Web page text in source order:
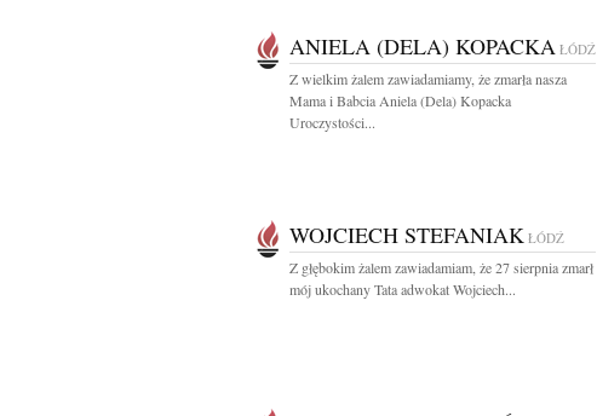
ANIELA (DELA) KOPACKA ŁÓDŹ
Z wielkim żalem zawiadamiamy, że zmarła nasza
Mama i Babcia Aniela (Dela) Kopacka
Uroczystości...
WOJCIECH STEFANIAK ŁÓDŹ
Z głębokim żalem zawiadamiam, że 27 sierpnia zmarł
mój ukochany Tata adwokat Wojciech...